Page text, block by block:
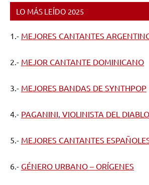
LO MÁS LEÍDO 2025
1.- MEJORES CANTANTES
2.- MEJOR CANTANTE DOMINICANO
3.- MEJORES BANDAS DE SYNTHPOP
4.- PAGANINI, VIOLINISTA DEL DIABLO
5.- MEJORES CANTANTES
6.- GÉNERO URBANO – ORÍGENES